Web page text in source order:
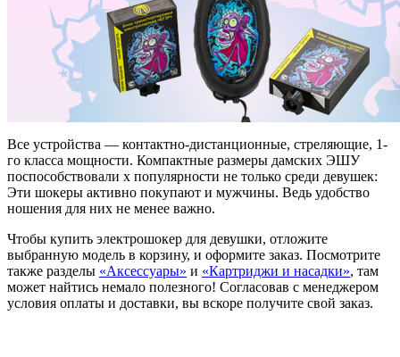
Все устройства — контактно-дистанционные, стреляющие, 1-
го класса мощности. Компактные размеры дамских ЭШУ
поспособствовали х популярности не только среди девушек:
Эти шокеры активно покупают и мужчины. Ведь удобство
ношения для них не менее важно.
Чтобы купить электрошокер для девушки, отложите
выбранную модель в корзину, и оформите заказ. Посмотрите
также разделы «Аксессуары» и «Картриджи и насадки», там
может найтись немало полезного! Согласовав с менеджером
условия оплаты и доставки, вы вскоре получите свой заказ.